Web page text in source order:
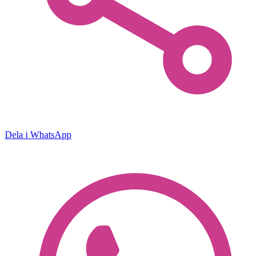
Dela i WhatsApp